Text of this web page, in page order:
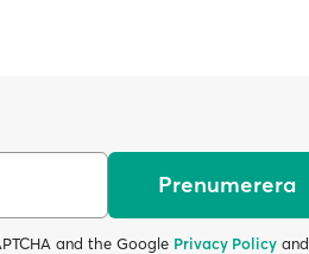
Prenumerera
and the Google Privacy Policy and